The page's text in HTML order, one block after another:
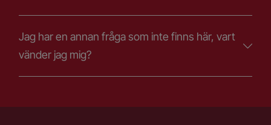
Jag har en annan fråga som inte finns här, vart
vänder jag mig?